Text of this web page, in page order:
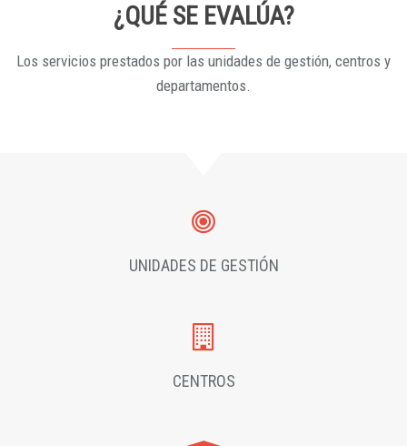
¿QUÉ SE EVALÚA?
Los servicios prestados por las unidades de gestión, centros y
departamentos.
UNIDADES DE GESTIÓN
CENTROS